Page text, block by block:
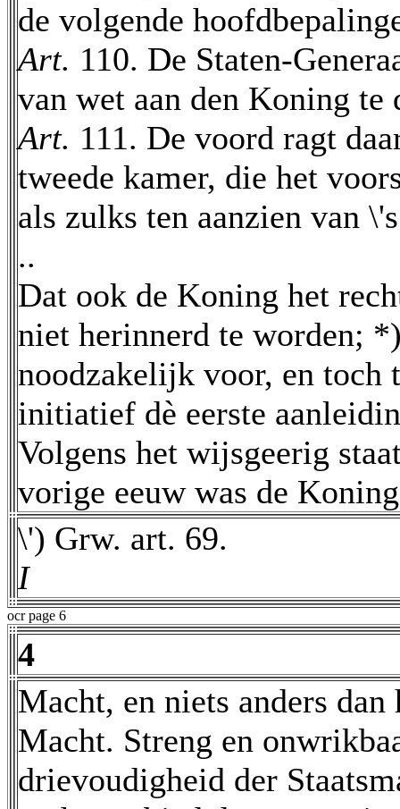
de volgende
Art. 110. De Staten-
van wet aan den Koning te
Art. 111. De voord ragt
tweede kamer, die het
als zulks ten aanzien van
..
Dat ook de Koning het
niet herinnerd te worden;
noodzakelijk voor, en
initiatief dè eerste
Volgens het wijsgeerig
vorige eeuw was de
\') Grw. art. 69.
I
ocr page 6
4
Macht, en niets anders
Macht. Streng en
drievoudigheid der